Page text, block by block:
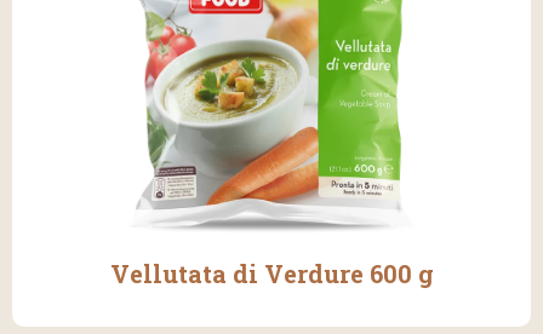
Vellutata di Verdure 600 g